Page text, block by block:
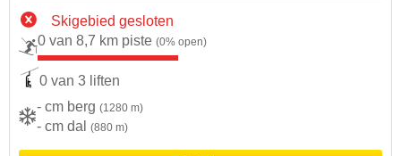
Skigebied gesloten
0 van 8,7 km piste (0% open)
0 van 3 liften
- cm berg (1280 m)
- cm dal (880 m)